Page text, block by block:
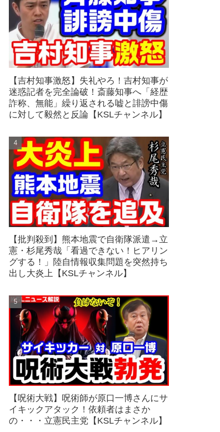
【吉村知事激怒】失礼やろ！吉村知事が
迷惑記者を完全論破！斎藤知事へ「経歴
詐称、無能」繰り返される嘘と誹謗中傷
に対して毅然と反論【KSLチャンネル】
【批判殺到】熊本地震で自衛隊派遣→立
憲・杉尾秀哉「看過できない！ヒアリン
グする！」陸自情報収集問題を突然持ち
出し大炎上【KSLチャンネル】
【呪術大戦】呪術師が原口一博さんにサ
イキックアタック！依頼者はまさか
の・・・立憲民主党【KSLチャンネル】